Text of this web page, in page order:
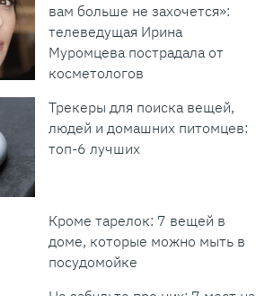
вам больше не захочется»:
телеведущая Ирина
Муромцева пострадала от
косметологов
Трекеры для поиска вещей,
людей и домашних питомцев:
топ-6 лучших
Кроме тарелок: 7 вещей в
доме, которые можно мыть в
посудомойке